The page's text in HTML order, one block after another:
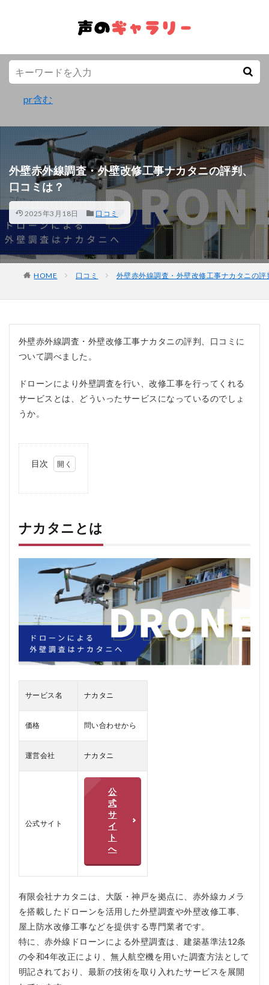
pr含む
外壁赤外線調査・外壁改修工事ナカタニの評判、
口コミは？
2025年3月18日 口コミ
HOME 口コミ 外壁赤外線調査・外壁改修工事ナカタニの評
外壁赤外線調査・外壁改修工事ナカタニの評判、口コミに
ついて調べました。
ドローンにより外壁調査を行い、改修工事を行ってくれる
サービスとは、どういったサービスになっているのでしょ
うか。
目次
と
は
ナカ
ミ、
2.1
ナカ
の悪
い口
の良
タニ
リッ
4
ナ
カ
タ
を
お
す
ナカタニとは
サービス名 ナカタニ
価格 問い合わせから
運営会社 ナカタニ
公式サイト
公
式
サ
イ
ト
へ
有限会社ナカタニは、大阪・神戸を拠点に、赤外線カメラ
を搭載したドローンを活用した外壁調査や外壁改修工事、
屋上防水改修工事などを提供する専門業者です。
特に、赤外線ドローンによる外壁調査は、建築基準法12条
の令和4年改正により、無人航空機を用いた調査方法として
明記されており、最新の技術を取り入れたサービスを展開